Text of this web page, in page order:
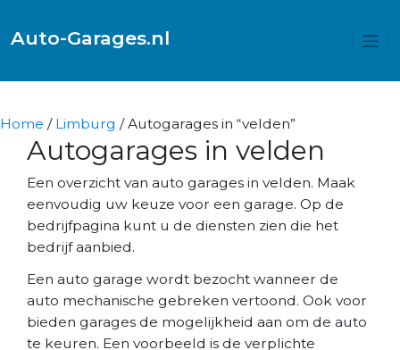
Auto-Garages.nl
Home / Limburg / Autogarages in “velden”
Autogarages in velden
Een overzicht van auto garages in velden. Maak
eenvoudig uw keuze voor een garage. Op de
bedrijfpagina kunt u de diensten zien die het
bedrijf aanbied.
Een auto garage wordt bezocht wanneer de
auto mechanische gebreken vertoond. Ook voor
bieden garages de mogelijkheid aan om de auto
te keuren. Een voorbeeld is de verplichte